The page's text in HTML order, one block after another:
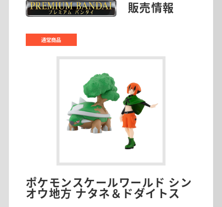
販売情報
通常商品
ポケモンスケールワールド シン
オウ地方 ナタネ＆ドダイトス